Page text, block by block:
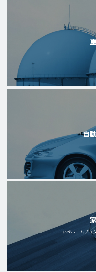
自
ニッペホームプロ